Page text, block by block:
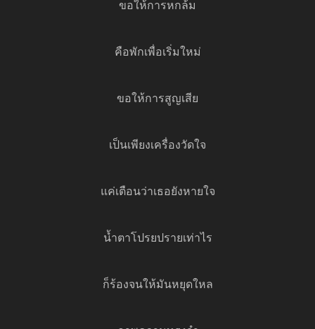
ขอให้การหกล้ม
คือพักเพื่อเริ่มใหม่
ขอให้การสูญเสีย
เป็นเพียงเครื่องวัดใจ
แค่เตือนว่าเธอยังหายใจ
น้ำตาโปรยปรายเท่าไร
ก็ร้องจนให้มันหยุดใหล